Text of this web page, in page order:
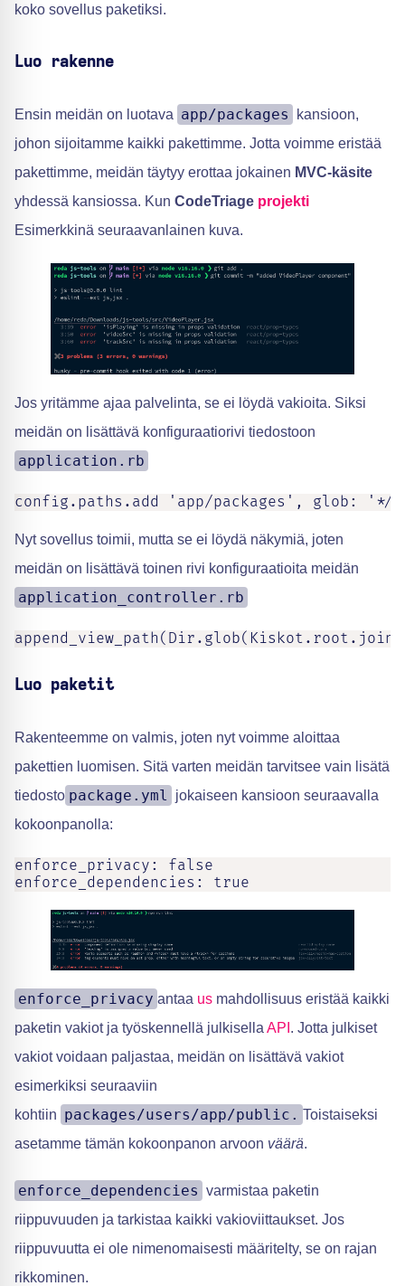
koko sovellus paketiksi.
Luo rakenne
Ensin meidän on luotava app/packages
kansioon,
johon sijoitamme kaikki pakettimme. Jotta voimme eristää
pakettimme, meidän täytyy erottaa jokainen MVC-käsite
yhdessä kansiossa. Kun CodeTriage projekti
Esimerkkinä seuraavanlainen kuva.
Jos yritämme ajaa palvelinta, se ei löydä vakioita. Siksi
meidän on lisättävä konfiguraatiorivi tiedostoon
application.rb
config.paths.add 'app/packages', glob: '*/
Nyt sovellus toimii, mutta se ei löydä näkymiä, joten
meidän on lisättävä toinen rivi konfiguraatioita meidän
application_controller.rb
Luo paketit
Rakenteemme on valmis, joten nyt voimme aloittaa
pakettien luomisen. Sitä varten meidän tarvitsee vain lisätä
tiedosto package.yml
jokaiseen kansioon seuraavalla
kokoonpanolla:
enforce_privacy: false
enforce_dependencies: true
enforce_privacy antaa us mahdollisuus eristää kaikki
paketin vakiot ja työskennellä julkisella API . Jotta julkiset
vakiot voidaan paljastaa, meidän on lisättävä vakiot
esimerkiksi seuraaviin
kohtiin packages/users/app/public. Toistaiseksi
asetamme tämän kokoonpanon arvoon väärä.
enforce_dependencies varmistaa paketin
riippuvuuden ja tarkistaa kaikki vakioviittaukset. Jos
riippuvuutta ei ole nimenomaisesti määritelty, se on rajan
rikkominen.